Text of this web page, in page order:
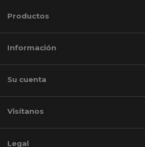
Productos
Información
Su cuenta
Visítanos
Legal